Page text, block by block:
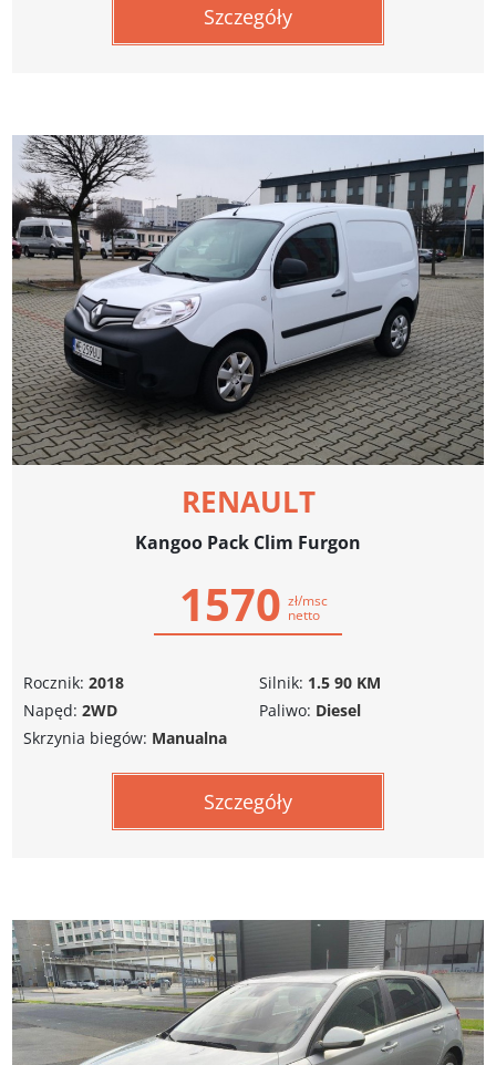
Szczegóły
RENAULT
Kangoo Pack Clim Furgon
1570 zł/msc
netto
Rocznik: 2018
Napęd: 2WD
Silnik: 1.5 90 KM
Paliwo: Diesel
Skrzynia biegów: Manualna
Szczegóły